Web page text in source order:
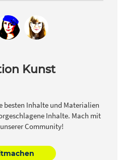
In fast allen
wie z.B. Paint werden
gefüllt. Die Lehrkraft zeigt die
verwenden. Füllt man
sich auch die Linienfarbe,
schwarz ist. Analoge
sind so konzipiert, dass kein
Eine Grammatur von 100
Für die Bearbeitung
ist ein Fotokarton als
Kunst
besten Inhalte und Materialien
Inhalte. Mach mit
Community!